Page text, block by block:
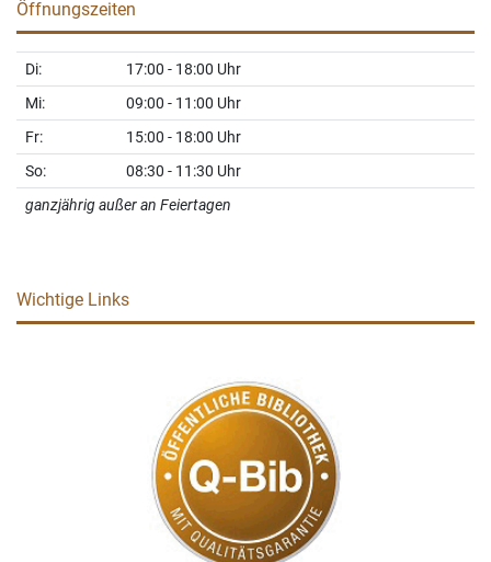
Öffnungszeiten
Di: 17:00 - 18:00 Uhr
Mi: 09:00 - 11:00 Uhr
Fr: 15:00 - 18:00 Uhr
So: 08:30 - 11:30 Uhr
ganzjährig außer an Feiertagen
Wichtige Links